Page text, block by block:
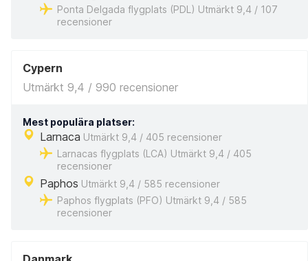
Ponta Delgada flygplats (PDL) Utmärkt 9,4 / 107
recensioner
Cypern
Utmärkt 9,4 / 990 recensioner
Mest populära platser:
Larnaca Utmärkt 9,4 / 405 recensioner
Larnacas flygplats (LCA) Utmärkt 9,4 / 405
recensioner
Paphos Utmärkt 9,4 / 585 recensioner
Paphos flygplats (PFO) Utmärkt 9,4 / 585
recensioner